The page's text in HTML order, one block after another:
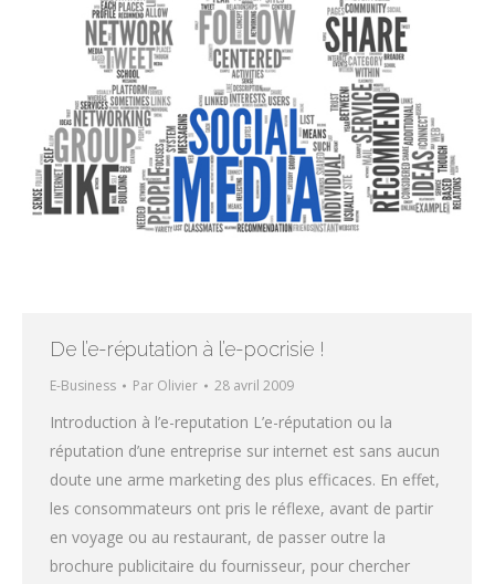
De l’e-réputation à l’e-pocrisie !
E-Business Par Olivier 28 avril 2009
Introduction à l’e-reputation L’e-réputation ou la
réputation d’une entreprise sur internet est sans aucun
doute une arme marketing des plus efficaces. En effet,
les consommateurs ont pris le réflexe, avant de partir
en voyage ou au restaurant, de passer outre la
brochure publicitaire du fournisseur, pour chercher